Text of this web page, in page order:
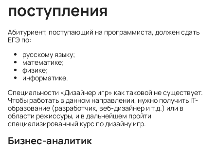
поступления
Абитуриент, поступающий на программиста, должен сдать
ЕГЭ по:
русскому языку;
математике;
физике;
информатике.
Специальности «Дизайнер игр» как таковой не существует.
Чтобы работать в данном направлении, нужно получить IT-
образование (разработчик, веб-дизайнер и т.д.) или в
области режиссуры, и в дальнейшем пройти
специализированный курс по дизайну игр.
Бизнес-аналитик